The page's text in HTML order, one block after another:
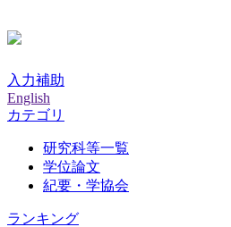
入力補助
English
カテゴリ
研究科等一覧
学位論文
紀要・学協会
ランキング